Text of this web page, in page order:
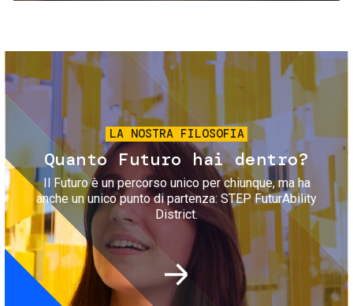
Immagine
LA NOSTRA FILOSOFIA
Quanto Futuro hai dentro?
Il Futuro è un percorso unico per chiunque, ma ha
anche un unico punto di partenza: STEP FuturAbility
District.